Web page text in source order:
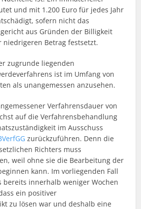
und mit 1.200 Euro für jedes Jahr
sofern nicht das
aus Gründen der Billigkeit
niedrigeren Betrag festsetzt.
zugrunde liegenden
ist im Umfang von
als unangemessen anzusehen.
Verfahrensdauer von
auf die Verfahrensbehandlung
im Ausschuss
zurückzuführen. Denn die
Richters muss
weil ohne sie die Bearbeitung der
kann. Im vorliegenden Fall
innerhalb weniger Wochen
ein positiver
zu lösen war und deshalb eine